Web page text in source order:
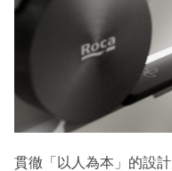
貫徹「以人為本」的設